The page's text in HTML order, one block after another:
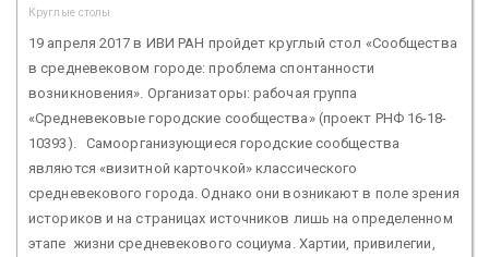
Круглые столы
19 апреля 2017 в ИВИ РАН пройдет круглый стол «Сообщества
в средневековом городе: проблема спонтанности
возникновения». Организаторы: рабочая группа
«Средневековые городские сообщества» (проект РНФ 16-18-
10393). Самоорганизующиеся городские сообщества
являются «визитной карточкой» классического
средневекового города. Однако они возникают в поле зрения
историков и на страницах источников лишь на определенном
этапе жизни средневекового социума. Хартии, привилегии,